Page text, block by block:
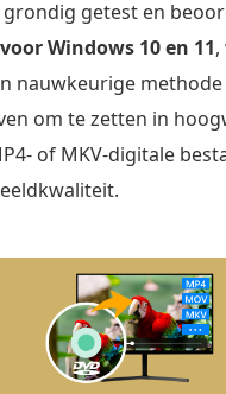
getest en
Windows 10 en 11
nauwkeurige
om te zetten in
of MKV-digitale